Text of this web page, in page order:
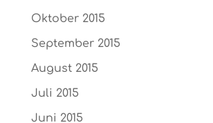
Oktober 2015
September 2015
August 2015
Juli 2015
Juni 2015